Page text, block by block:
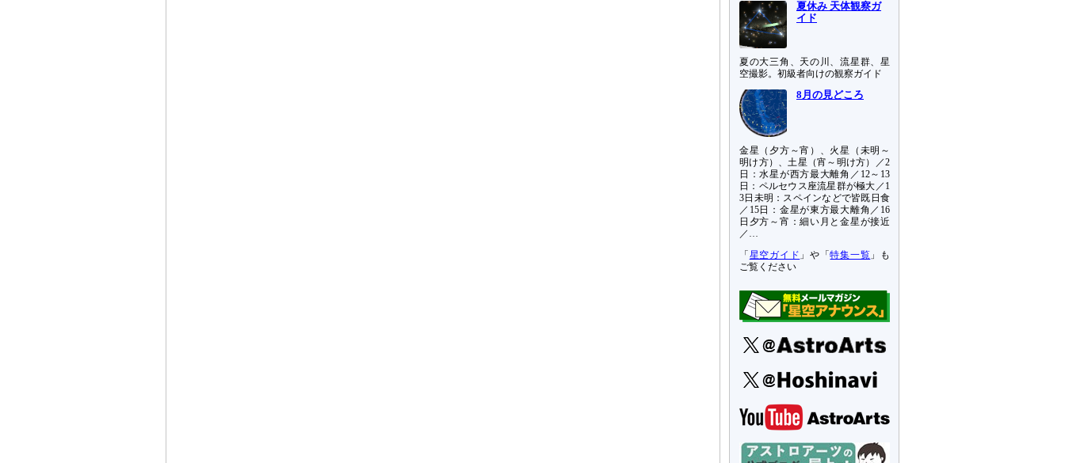
夏休み 天体観察ガ
イド
夏の大三角、天の川、流星群、星
空撮影。初級者向けの観察ガイド
8月の見どころ
金星（夕方～宵）、火星（未明～
明け方）、土星（宵～明け方）／2
日：水星が西方最大離角／12～13
日：ペルセウス座流星群が極大／1
3日未明：スペインなどで皆既日食
／15日：金星が東方最大離角／16
日夕方～宵：細い月と金星が接近
／…
「 星空ガイド 」や「特集一覧 」も
ご覧ください